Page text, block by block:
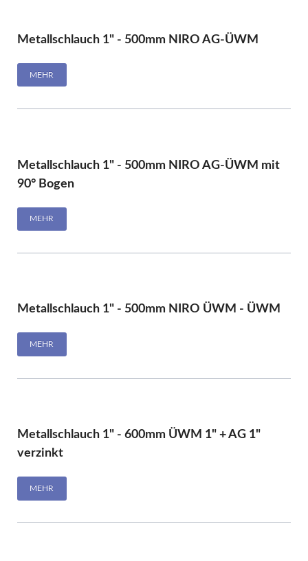
Metallschlauch 1" - 500mm NIRO AG-ÜWM
MEHR
Metallschlauch 1" - 500mm NIRO AG-ÜWM mit
90° Bogen
MEHR
Metallschlauch 1" - 500mm NIRO ÜWM - ÜWM
MEHR
Metallschlauch 1" - 600mm ÜWM 1" + AG 1"
verzinkt
MEHR